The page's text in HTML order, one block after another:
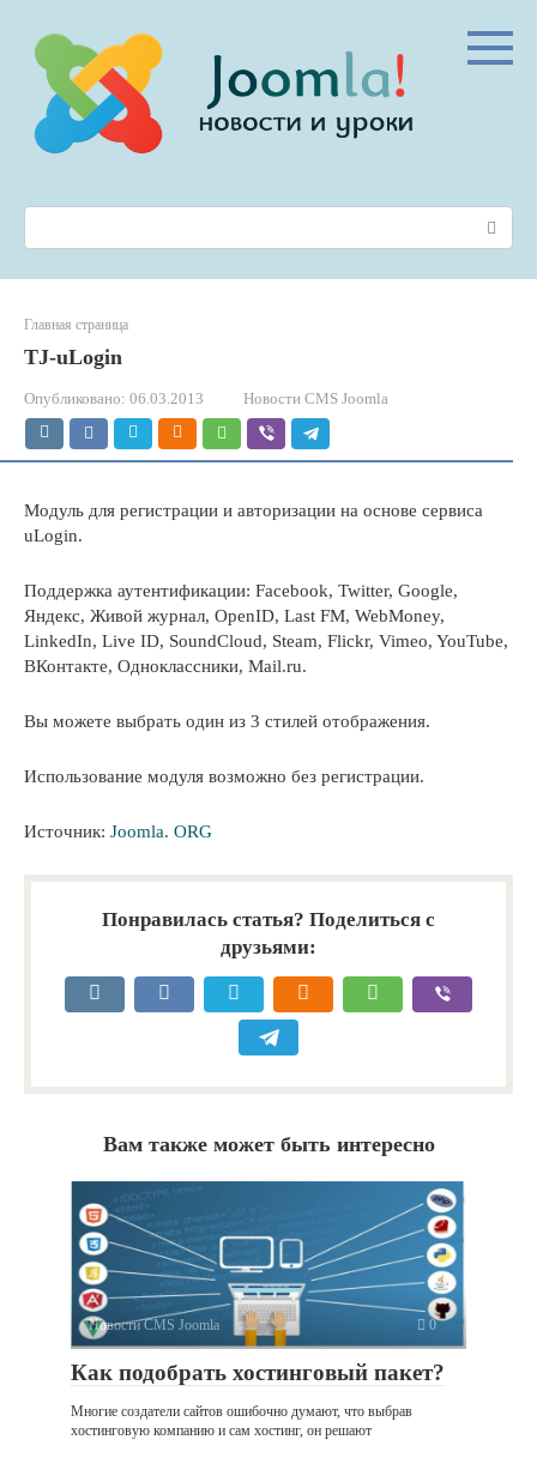
контенту
Главная страница
TJ-uLogin
Опубликовано: 06.03.2013 Новости CMS Joomla
Модуль для регистрации и авторизации на основе сервиса
uLogin.
Поддержка аутентификации: Facebook, Twitter, Google,
Яндекс, Живой журнал, OpenID, Last FM, WebMoney,
LinkedIn, Live ID, SoundCloud, Steam, Flickr, Vimeo, YouTube,
ВКонтакте, Одноклассники, Mail.ru.
Вы можете выбрать один из 3 стилей отображения.
Использование модуля возможно без регистрации.
Источник: Joomla. ORG
Понравилась статья? Поделиться с
друзьями:
Вам также может быть интересно
Новости CMS Joomla 0
Как подобрать хостинговый пакет?
Многие создатели сайтов ошибочно думают, что выбрав
хостинговую компанию и сам хостинг, он решают